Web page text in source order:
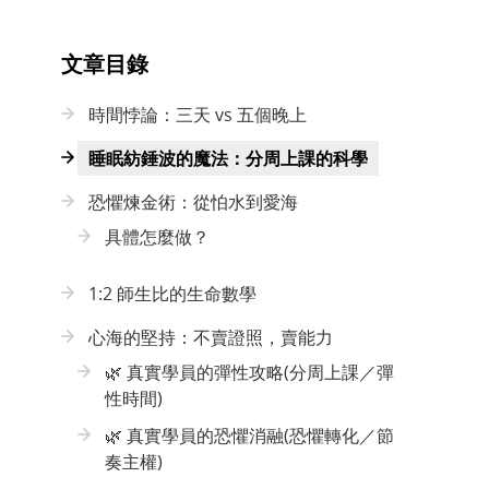
文章目錄
時間悖論：三天 vs 五個晚上
睡眠紡錘波的魔法：分周上課的科學
恐懼煉金術：從怕水到愛海
具體怎麼做？
1:2 師生比的生命數學
心海的堅持：不賣證照，賣能力
🌿 真實學員的彈性攻略(分周上課／彈
性時間)
🌿 真實學員的恐懼消融(恐懼轉化／節
奏主權)